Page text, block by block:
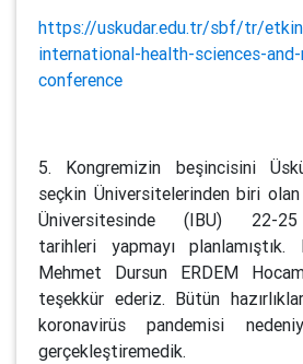
https://uskudar.edu.tr/sbf/tr/
international-health-sciences-
conference
5. Kongremizin beşincisini
seçkin Üniversitelerinden biri olan
Üniversitesinde (IBU) 22-
tarihleri yapmayı
Mehmet Dursun ERDEM
teşekkür ederiz. Bütün
koronavirüs pandemisi
gerçekleştiremedik.